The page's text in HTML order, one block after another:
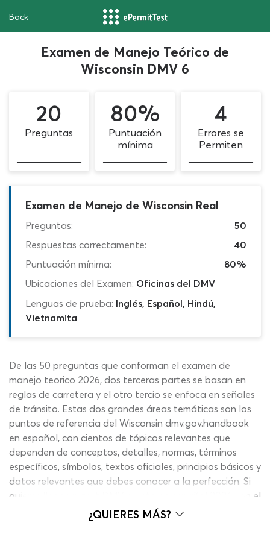
Back
Examen de Manejo Teórico de
Wisconsin DMV 6
20
Preguntas
80%
Puntuación
mínima
4
Errores se
Permiten
Examen de Manejo de Wisconsin Real
Preguntas:
50
Respuestas correctamente:
40
Puntuación mínima:
80%
Ubicaciones del Examen: Oficinas del DMV
Lenguas de prueba: Inglés, Español, Hindú,
Vietnamita
De las 50 preguntas que conforman el examen de
manejo teorico 2026, dos terceras partes se basan en
reglas de carretera y el otro tercio se enfoca en señales
de tránsito. Estas dos grandes áreas temáticas son los
puntos de referencia del Wisconsin dmv.gov.handbook
en español, con cientos de tópicos relevantes que
dependen de conceptos, detalles, normas, términos
específicos, símbolos, textos oficiales, principios básicos y
datos relevantes que debes conocer a la perfección. Si
quieres llegar al test DMV escrito en español 2026 con el
mejor panorama, la práctica resulta fundamental para
aplicar la teoría de manera efectiva. Con esta prueba de
¿QUIERES MÁS?